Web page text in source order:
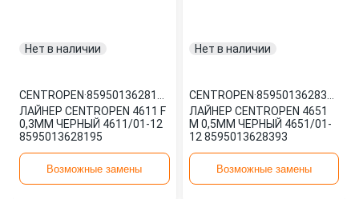
Нет в наличии
CENTROPEN·
ЛАЙНЕР CENTROPEN 4611 F
0,3ММ ЧЕРНЫЙ 4611/01-12
8595013628195
Возможные замены
Нет в наличии
CENTROPEN·
ЛАЙНЕР CENTROPEN 4651
M 0,5ММ ЧЕРНЫЙ 4651/01-
12 8595013628393
Возможные замены